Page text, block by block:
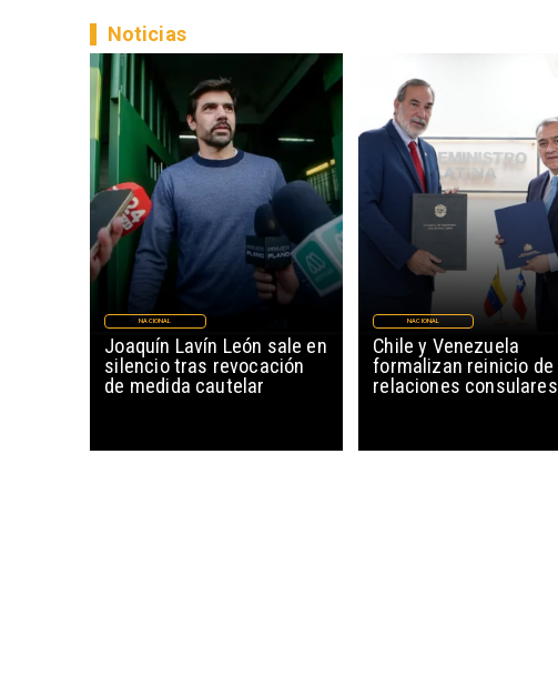
Joaquín Lavín León sale en
silencio tras revocación
de medida cautelar
NACIONAL
Noticias
Chile y Venezuela
formalizan reinicio de
relaciones consulares
NACIONAL